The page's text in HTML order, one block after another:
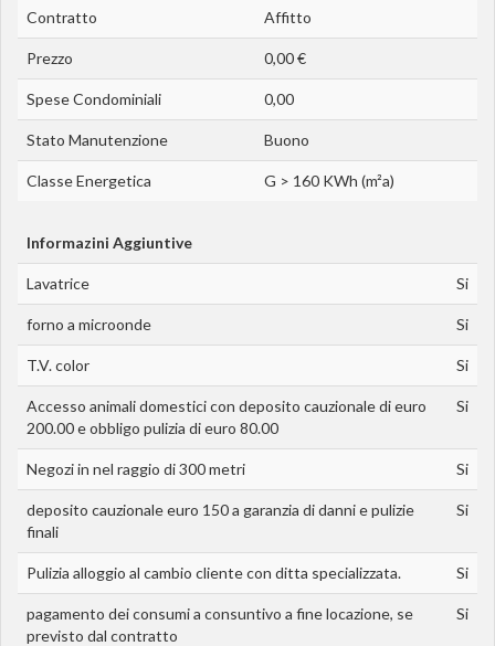
Contratto Affitto
Prezzo 0,00 €
Spese Condominiali 0,00
Stato Manutenzione Buono
Classe Energetica G > 160 KWh (m²a)
Informazini Aggiuntive
Lavatrice Si
forno a microonde Si
T.V. color Si
Accesso animali domestici con deposito cauzionale di euro
200.00 e obbligo pulizia di euro 80.00
Si
Negozi in nel raggio di 300 metri Si
deposito cauzionale euro 150 a garanzia di danni e pulizie
finali
Si
Pulizia alloggio al cambio cliente con ditta specializzata. Si
pagamento dei consumi a consuntivo a fine locazione, se
previsto dal contratto
Si